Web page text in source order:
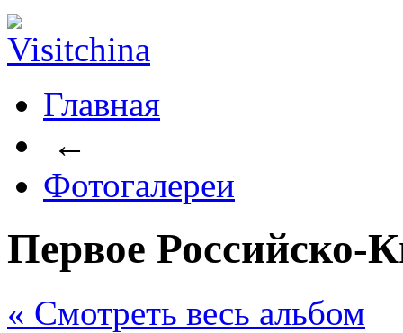
Главная
←
Фотогалереи
Первое
« Cмотреть весь альбом